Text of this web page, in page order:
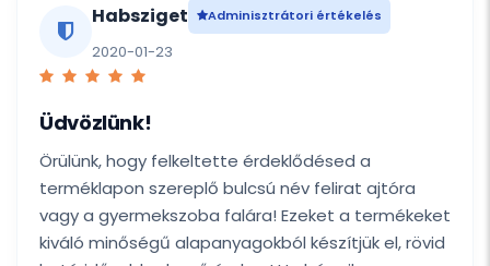
Habsziget Adminisztrátori értékelés
2020-01-23
Üdvözlünk!
Örülünk, hogy felkeltette érdeklődésed a
terméklapon szereplő bulcsú név felirat ajtóra
vagy a gyermekszoba falára! Ezeket a termékeket
kiváló minőségű alapanyagokból készítjük el, rövid